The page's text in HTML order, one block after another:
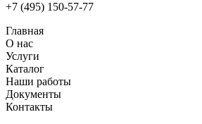
+7 (495) 150-57-77
Главная
О нас
Услуги
Каталог
Наши работы
Документы
Контакты